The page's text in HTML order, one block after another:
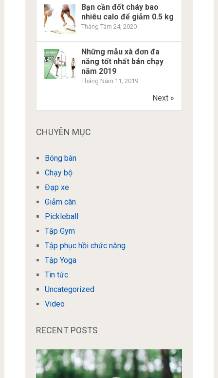
Bạn cần đốt cháy bao
nhiêu calo để giảm 0.5 kg
Tháng Tám 24, 2020
Những mẫu xà đơn đa
năng tốt nhất bán chạy
năm 2019
Tháng Năm 11, 2019
Next »
CHUYÊN MỤC
Bóng bàn
Chạy bộ
Đạp xe
Giảm cân
Pickleball
Tập Gym
Tập phục hồi chức năng
Tập Yoga
Tin tức
Uncategorized
Video
RECENT POSTS